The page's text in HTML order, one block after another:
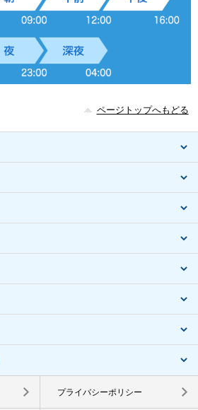
ページトップへもどる
プライバシーポリシー